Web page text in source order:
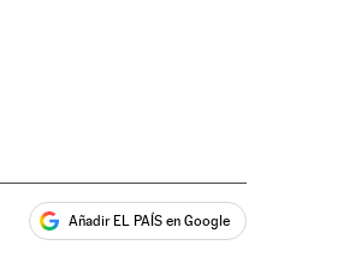
Añadir EL PAÍS en Google